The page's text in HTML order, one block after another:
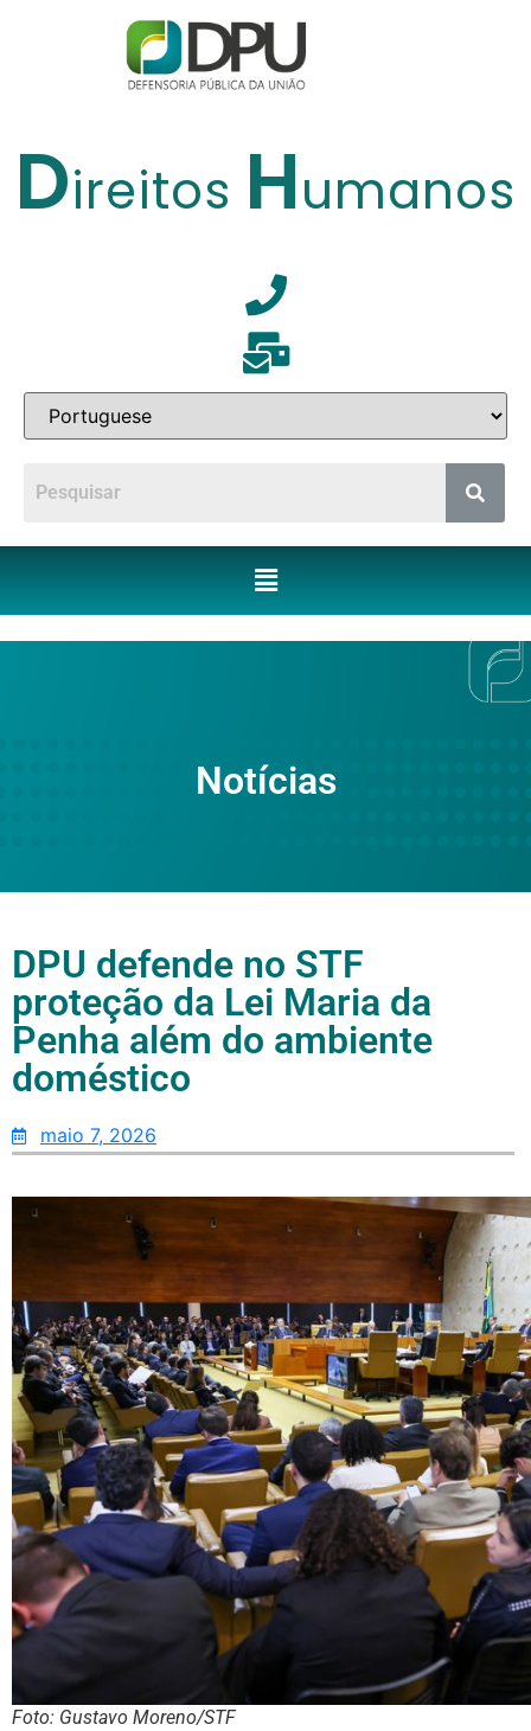
Direitos Humanos
Notícias
DPU defende no STF
proteção da Lei Maria da
Penha além do ambiente
doméstico
maio 7, 2026
Foto: Gustavo Moreno/STF